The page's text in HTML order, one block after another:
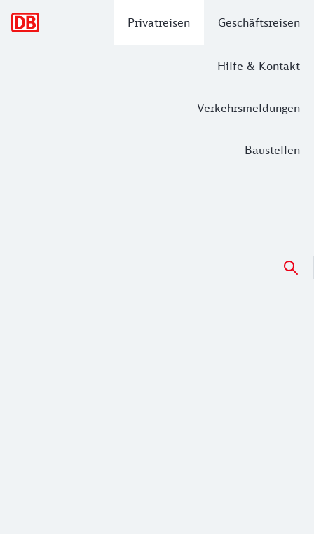
Privatreisen Geschäftsreisen
Hilfe & Kontakt
Verkehrsmeldungen
Baustellen